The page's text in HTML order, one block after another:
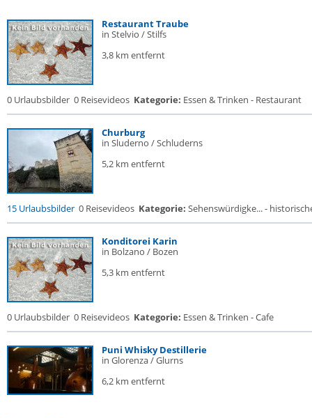
Restaurant Traube
in Stelvio / Stilfs
3,8 km entfernt
0 Urlaubsbilder 0 Reisevideos Kategorie: Essen & Trinken - Restaurant
Churburg
in Sluderno / Schluderns
5,2 km entfernt
15 Urlaubsbilder 0 Reisevideos Kategorie: Sehenswürdigke... -
Konditorei Karin
in Bolzano / Bozen
5,3 km entfernt
0 Urlaubsbilder 0 Reisevideos Kategorie: Essen & Trinken - Cafe
Puni Whisky Destillerie
in Glorenza / Glurns
6,2 km entfernt